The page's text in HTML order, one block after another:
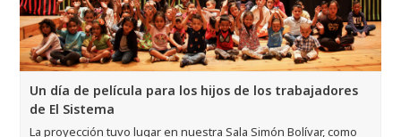
Un día de película para los hijos de los trabajadores
de El Sistema
La proyección tuvo lugar en nuestra Sala Simón Bolívar, como